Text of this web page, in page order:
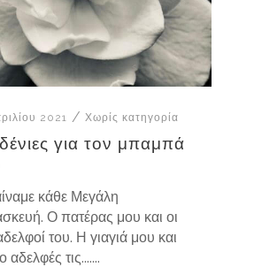
2021 Χωρίς κατηγορία
για τον μπαμπά
κάθε Μεγάλη
Ο πατέρας μου και οι
του. Η γιαγιά μου και
αδελφές τις.......